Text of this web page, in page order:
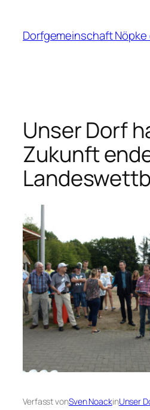
springen
Dorfgemeinschaft Nöpke
Unser Dorf
Zukunft
Verfasst vonSven NoackinUnser